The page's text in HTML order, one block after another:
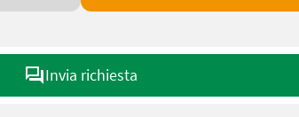
Invia richiesta